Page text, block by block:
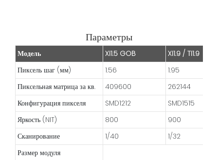
Параметры
Модель XI1.5 GOB
XI1.9 / TI1.9
Пиксель шаг (мм)
1.56
1.95
Пиксельная матрица за кв.
409600
262144
Конфигурация пикселя
SMD1212
SMD1515
Яркость (NIT)
800
900
Сканирование
1/40
1/32
Размер модуля